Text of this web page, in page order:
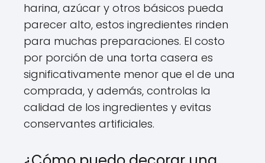
harina, azúcar y otros básicos pueda
parecer alto, estos ingredientes rinden
para muchas preparaciones. El costo
por porción de una torta casera es
significativamente menor que el de una
comprada, y además, controlas la
calidad de los ingredientes y evitas
conservantes artificiales.